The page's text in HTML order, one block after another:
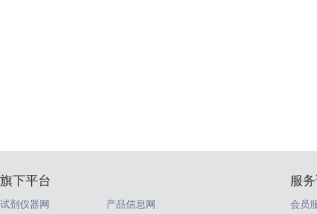
旗下平台
试剂仪器网
产品信息网
服
会员